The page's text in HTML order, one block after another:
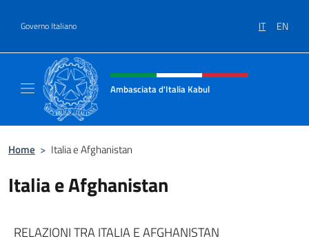
Governo Italiano IT EN
Intestazione sito, social e menù
Ambasciata d'Italia Kabul
Home > Italia e Afghanistan
Italia e Afghanistan
RELAZIONI TRA ITALIA E AFGHANISTAN